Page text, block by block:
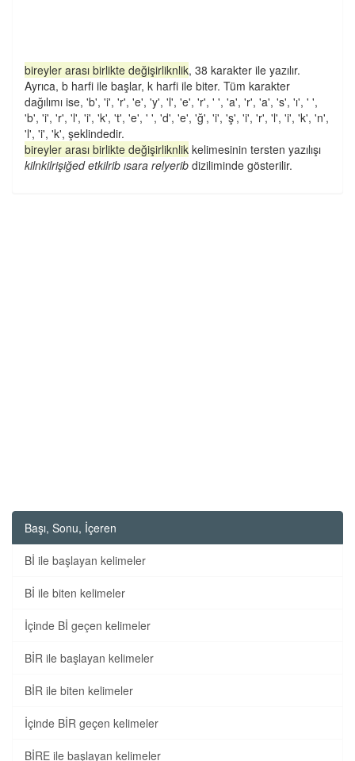
bireyler arası birlikte değişirliknlik, 38 karakter ile yazılır.
Ayrıca, b harfi ile başlar, k harfi ile biter. Tüm karakter
dağılımı ise, 'b', 'i', 'r', 'e', 'y', 'l', 'e', 'r', ' ', 'a', 'r', 'a', 's', 'ı', ' ',
'b', 'i', 'r', 'l', 'i', 'k', 't', 'e', ' ', 'd', 'e', 'ğ', 'i', 'ş', 'i', 'r', 'l', 'i', 'k', 'n',
'l', 'i', 'k', şeklindedir.
bireyler arası birlikte değişirliknlik kelimesinin tersten yazılışı
kilnkilrişiğed etkilrib ısara relyerib diziliminde gösterilir.
Başı, Sonu, İçeren
Bİ ile başlayan kelimeler
Bİ ile biten kelimeler
İçinde Bİ geçen kelimeler
BİR ile başlayan kelimeler
BİR ile biten kelimeler
İçinde BİR geçen kelimeler
BİRE ile başlayan kelimeler